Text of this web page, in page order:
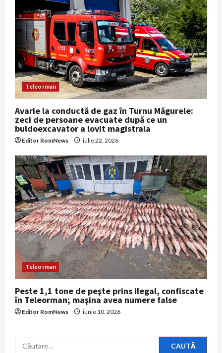
Teleorman
Avarie la conductă de gaz în Turnu Măgurele:
zeci de persoane evacuate după ce un
buldoexcavator a lovit magistrala
Editor RomNews iulie 22, 2026
Teleorman
Peste 1,1 tone de peşte prins ilegal, confiscate
în Teleorman; maşina avea numere false
Editor RomNews iunie 10, 2026
Caută